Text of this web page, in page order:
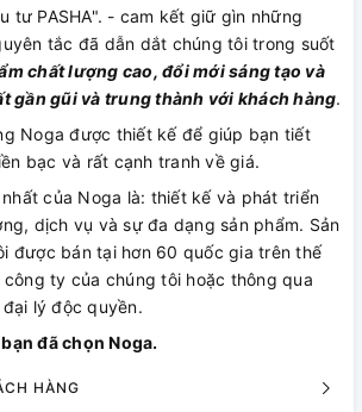
tư PASHA". - cam kết giữ gìn những
tắc đã dẫn dắt chúng tôi trong suốt
chất lượng cao, đổi mới sáng tạo và
gần gũi và trung thành với khách hàng.
Noga được thiết kế để giúp bạn tiết
bạc và rất cạnh tranh về giá.
của Noga là: thiết kế và phát triển
dịch vụ và sự đa dạng sản phẩm. Sản
được bán tại hơn 60 quốc gia trên thế
ty của chúng tôi hoặc thông qua
lý độc quyền.
đã chọn Noga.
HÀNG